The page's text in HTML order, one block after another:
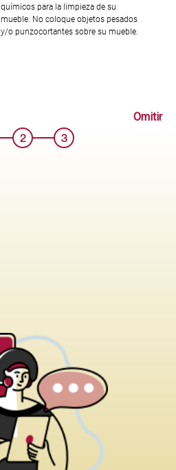
químicos para la limpieza de su
mueble. No coloque objetos pesados
y/o punzocortantes sobre su mueble.